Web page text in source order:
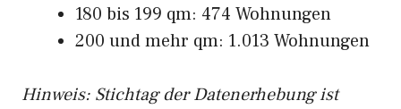
180 bis 199 qm: 474 Wohnungen
200 und mehr qm: 1.013 Wohnungen
Hinweis: Stichtag der Datenerhebung ist